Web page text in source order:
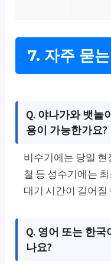
7. 자주 묻
Q. 야나가와 뱃놀
용이 가능한가요?
비수기에는 당일 현
철 등 성수기에는
대기 시간이 길어질
Q. 영어 또는 한
나요?